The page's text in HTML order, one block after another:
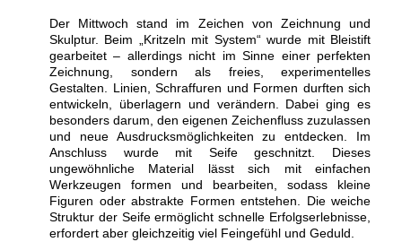
Der Mittwoch stand im Zeichen von Zeichnung und
Skulptur. Beim „Kritzeln mit System“ wurde mit Bleistift
gearbeitet – allerdings nicht im Sinne einer perfekten
Zeichnung, sondern als freies, experimentelles
Gestalten. Linien, Schraffuren und Formen durften sich
entwickeln, überlagern und verändern. Dabei ging es
besonders darum, den eigenen Zeichenfluss zuzulassen
und neue Ausdrucksmöglichkeiten zu entdecken. Im
Anschluss wurde mit Seife geschnitzt. Dieses
ungewöhnliche Material lässt sich mit einfachen
Werkzeugen formen und bearbeiten, sodass kleine
Figuren oder abstrakte Formen entstehen. Die weiche
Struktur der Seife ermöglicht schnelle Erfolgserlebnisse,
erfordert aber gleichzeitig viel Feingefühl und Geduld.